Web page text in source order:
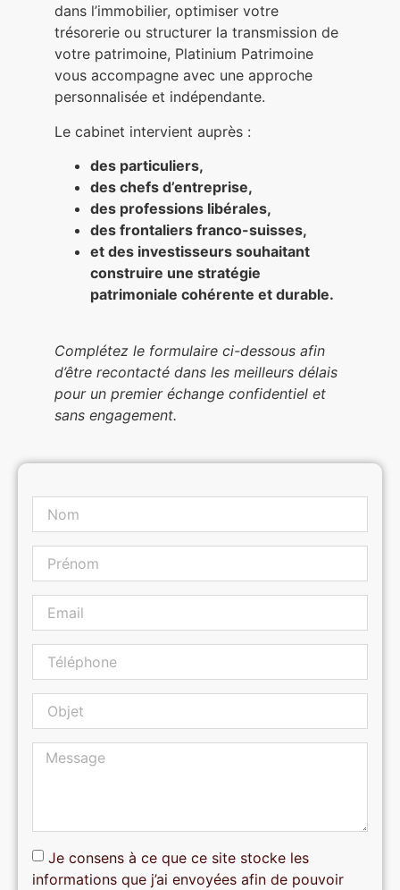
Je consens à ce que ce site stocke les
informations que j’ai envoyées afin de pouvoir
dans l’immobilier, optimiser votre
trésorerie ou structurer la transmission de
votre patrimoine, Platinium Patrimoine
vous accompagne avec une approche
personnalisée et indépendante.
Le cabinet intervient auprès :
des particuliers,
des chefs d’entreprise,
des professions libérales,
des frontaliers franco-suisses,
et des investisseurs souhaitant
construire une stratégie
patrimoniale cohérente et durable.
Complétez le formulaire ci-dessous afin
d’être recontacté dans les meilleurs délais
pour un premier échange confidentiel et
sans engagement.